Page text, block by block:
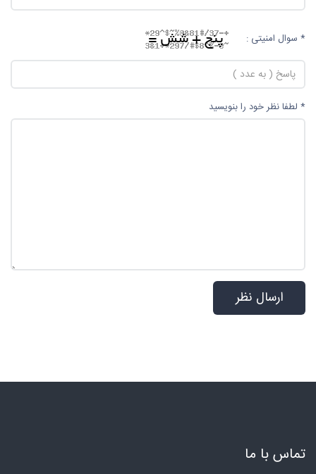
* سوال امنیتی :
* لطفا نظر خود را بنویسید
تماس با ما